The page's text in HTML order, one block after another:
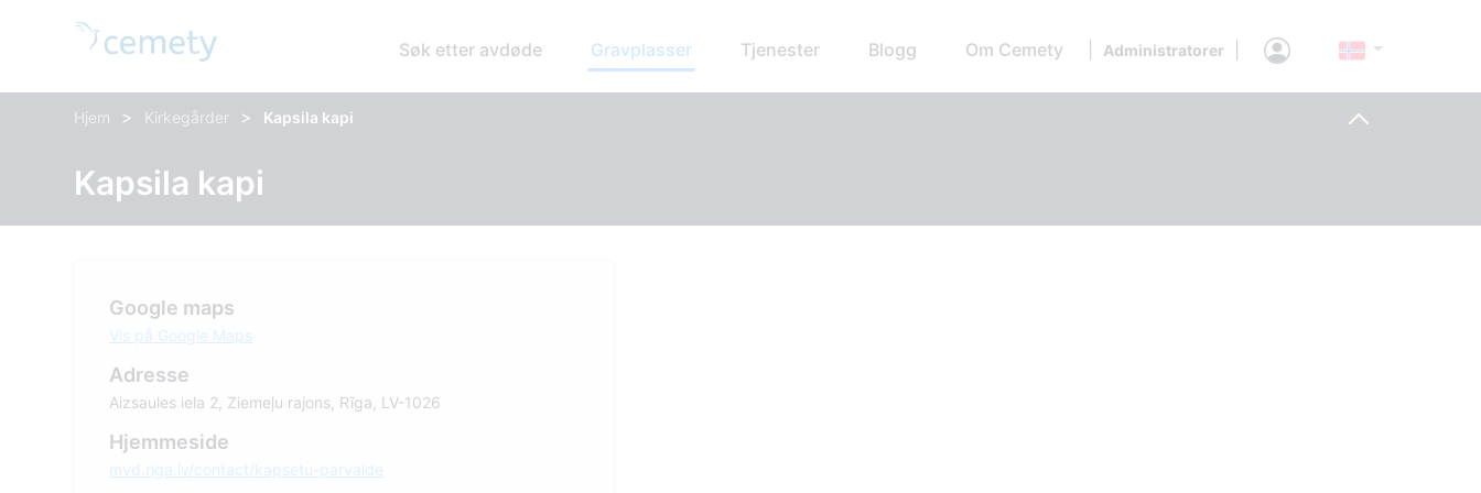
Søk etter avdøde Gravplasser Tjenester Blogg Om Cemety Administratorer
Hjem > Kirkegårder > Kapsila kapi
Kapsila kapi
Google maps
Vis på Google Maps
Adresse
Aizsaules iela 2, Ziemeļu rajons, Rīga, LV-1026
Hjemmeside
mvd.riga.lv/contact/kapsetu-parvalde